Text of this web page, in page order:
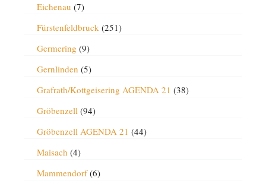
Eichenau (7)
Fürstenfeldbruck(251)
Germering (9)
Gernlinden (5)
Grafrath/Kottgeisering AGENDA 21 (38)
Gröbenzell(94)
Gröbenzell AGENDA 21 (44)
Maisach (4)
Mammendorf(6)